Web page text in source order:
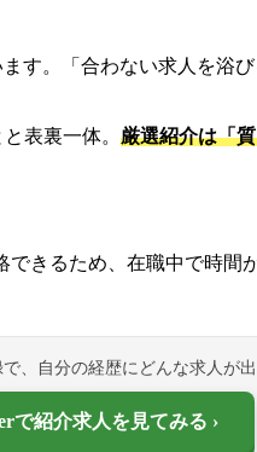
す。「合わない求人を浴
と表裏一体。 厳選紹介は「
できるため、在職中で時
、自分の経歴にどんな求人が
で紹介求人を見てみる